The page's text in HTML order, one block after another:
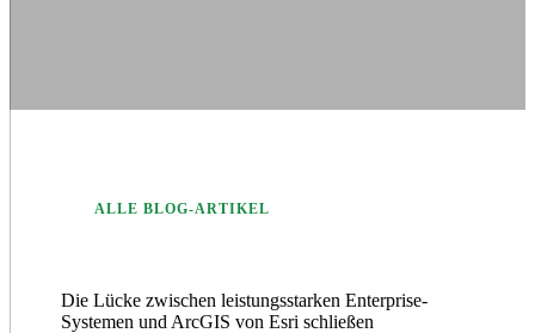
ALLE BLOG-ARTIKEL
Die Lücke zwischen leistungsstarken Enterprise-
Systemen und ArcGIS von Esri schließen